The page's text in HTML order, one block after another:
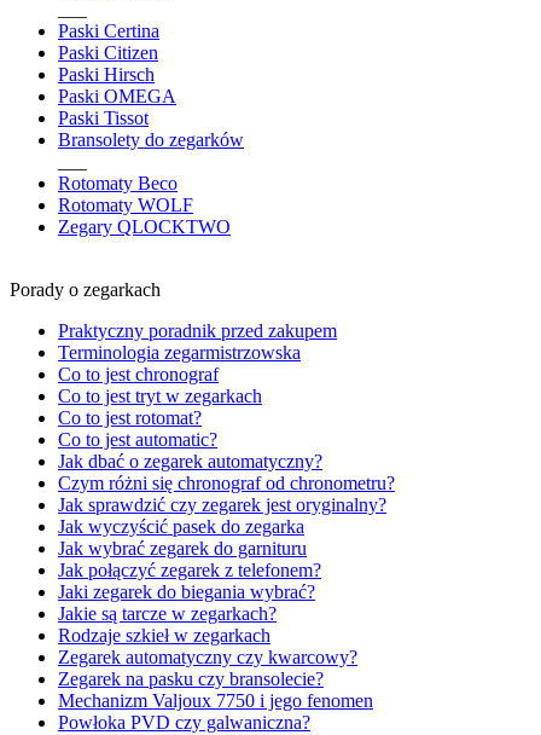
Paski Certina
Paski Citizen
Paski Hirsch
Paski OMEGA
Paski Tissot
Bransolety do zegarków
Rotomaty Beco
Rotomaty WOLF
Zegary QLOCKTWO
Porady o zegarkach
Praktyczny poradnik przed zakupem
Terminologia zegarmistrzowska
Co to jest chronograf
Co to jest tryt w zegarkach
Co to jest rotomat?
Co to jest automatic?
Jak dbać o zegarek automatyczny?
Czym różni się chronograf od chronometru?
Jak sprawdzić czy zegarek jest oryginalny?
Jak wyczyścić pasek do zegarka
Jak wybrać zegarek do garnituru
Jak połączyć zegarek z telefonem?
Jaki zegarek do biegania wybrać?
Jakie są tarcze w zegarkach?
Rodzaje szkieł w zegarkach
Zegarek automatyczny czy kwarcowy?
Zegarek na pasku czy bransolecie?
Mechanizm Valjoux 7750 i jego fenomen
Powłoka PVD czy galwaniczna?